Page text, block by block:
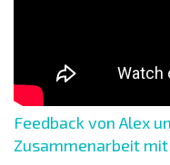
Feedback von Alex
Zusammenarbeit